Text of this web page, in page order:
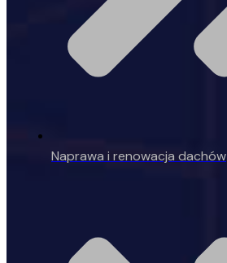
Naprawa i renowacja dachów